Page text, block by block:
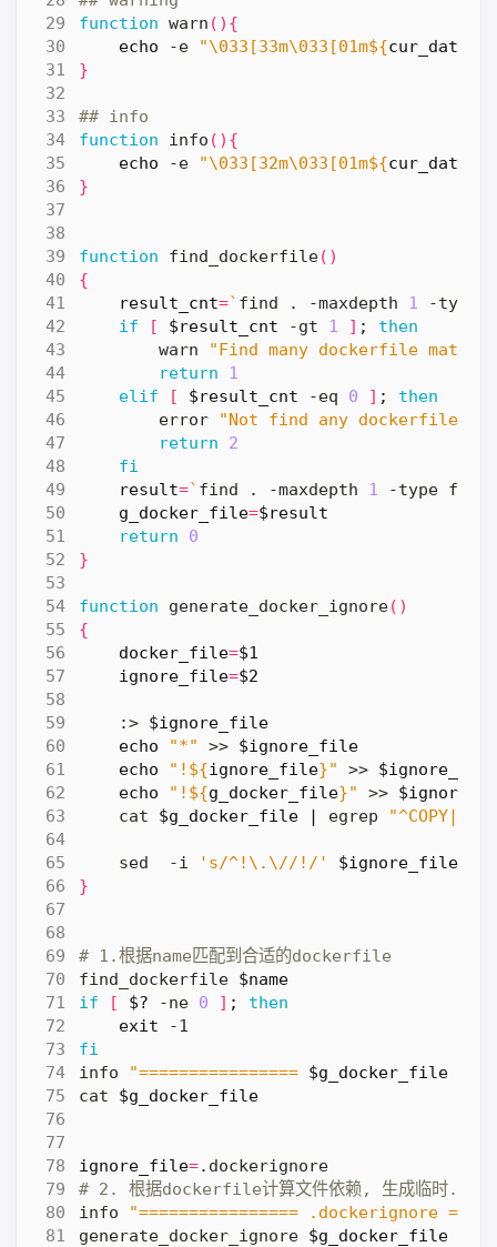
function warn (){
echo -e "\033[33m\033[01m${cur_date
}
## info
function info (){
echo -e "\033[32m\033[01m${cur_date
}
function find_dockerfile()
{
result_cnt=` find . -maxdepth 1 -type
if
[ $result_cnt -gt 1 ] ;
then
        warn
"Find many dockerfile
return
1
elif
[ $result_cnt -eq 0 ] ;
then
        error
"Not find any dockerfile
return
2
fi
result=` find . -maxdepth 1 -type f -
g_docker_file=$result
return
0
}
function generate_docker_ignore()
{
docker_file=$1
ignore_file=$2
    :>
$ignore_file
echo
"*" >> $ignore_file
echo
"! ${ignore_file}" >>
echo
"! ${g_docker_file}" >>
    cat
$g_docker_file | egrep
    sed  -i
's/^!\.\//!/'
$ignore_file
}
# 1.根据name匹配到合适的dockerfile
find_dockerfile $name
if
[ $? -ne 0 ] ;
then
exit
fi
info "================ $g_docker_file
cat $g_docker_file
ignore_file=
# 2. 根据dockerfile计算文件依赖, 生成临时
info "================ .dockerignore
generate_docker_ignore $g_docker_file